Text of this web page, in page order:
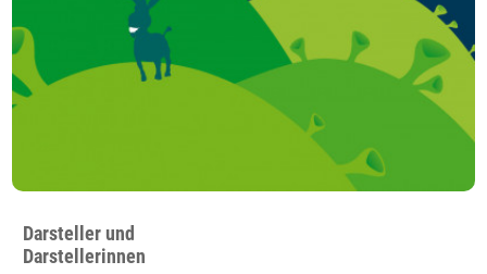
Darsteller und
Darstellerinnen